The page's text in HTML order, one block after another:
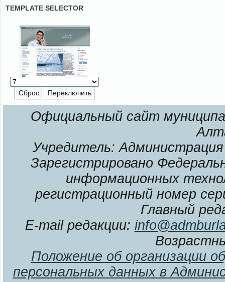
TEMPLATE SELECTOR
Официальный сайт
Учредитель: Администрация
Зарегистрировано
информационных
регистрационный номер
Главный
E-mail редакции:
Положение об организации
персональных данных в